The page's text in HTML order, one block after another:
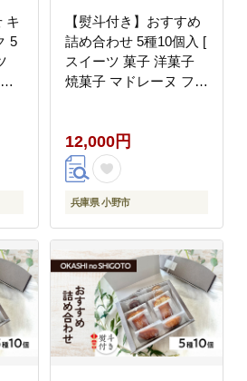
キ
5
]
【熨斗付き】おすすめ
詰め合わせ 5種10個入 [
スイーツ 菓子 洋菓子
焼菓子 マドレーヌ フィ
ゼント ]【のし(内祝
い)】
12,000円
兵庫県 小野市